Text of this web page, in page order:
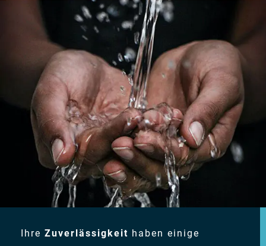
Ihre Zuverlässigkeit haben einige